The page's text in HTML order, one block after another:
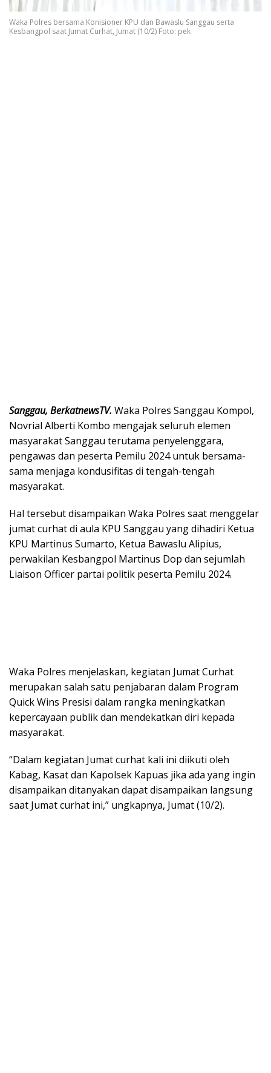
Waka Polres bersama Konisioner KPU dan Bawaslu Sanggau serta
Kesbangpol saat Jumat Curhat, Jumat (10/2) Foto: pek
Sanggau, BerkatnewsTV. Waka Polres Sanggau Kompol,
Novrial Alberti Kombo mengajak seluruh elemen
masyarakat Sanggau terutama penyelenggara,
pengawas dan peserta Pemilu 2024 untuk bersama-
sama menjaga kondusifitas di tengah-tengah
masyarakat.
Hal tersebut disampaikan Waka Polres saat menggelar
jumat curhat di aula KPU Sanggau yang dihadiri Ketua
KPU Martinus Sumarto, Ketua Bawaslu Alipius,
perwakilan Kesbangpol Martinus Dop dan sejumlah
Liaison Officer partai politik peserta Pemilu 2024.
Waka Polres menjelaskan, kegiatan Jumat Curhat
merupakan salah satu penjabaran dalam Program
Quick Wins Presisi dalam rangka meningkatkan
kepercayaan publik dan mendekatkan diri kepada
masyarakat.
“Dalam kegiatan Jumat curhat kali ini diikuti oleh
Kabag, Kasat dan Kapolsek Kapuas jika ada yang ingin
disampaikan ditanyakan dapat disampaikan langsung
saat Jumat curhat ini,” ungkapnya, Jumat (10/2).